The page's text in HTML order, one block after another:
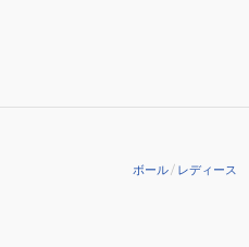
ボール/ レディース